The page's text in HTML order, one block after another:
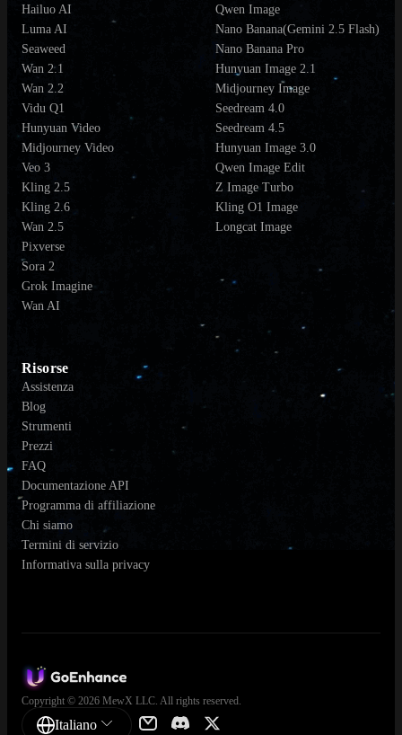
Hailuo AI
Luma AI
Seaweed
Wan 2.1
Wan 2.2
Vidu Q1
Hunyuan Video
Midjourney Video
Veo 3
Kling 2.5
Kling 2.6
Wan 2.5
Pixverse
Sora 2
Grok Imagine
Wan AI
Qwen Image
Nano Banana(Gemini 2.5 Flash)
Nano Banana Pro
Hunyuan Image 2.1
Midjourney Image
Seedream 4.0
Seedream 4.5
Hunyuan Image 3.0
Qwen Image Edit
Z Image Turbo
Kling O1 Image
Longcat Image
Risorse
Assistenza
Blog
Strumenti
Prezzi
FAQ
Documentazione API
Programma di affiliazione
Chi siamo
Termini di servizio
Informativa sulla privacy
Copyright © 2026 MewX LLC. All rights reserved.
Italiano